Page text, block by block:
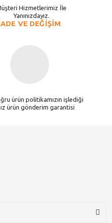
Hizmetlerimiz İle
Yanınızdayız.
VE DEĞİŞİM
ürün politikamızın işlediği
ürün gönderim garantisi